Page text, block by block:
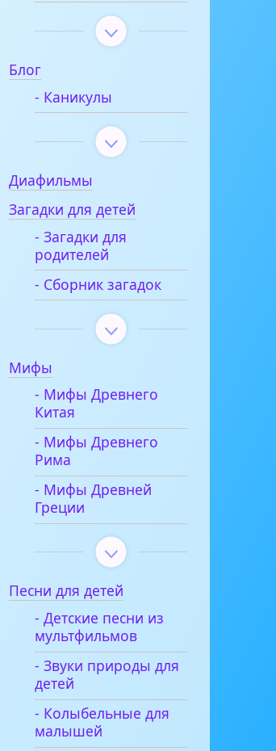
Блог
- Каникулы
Диафильмы
Загадки для детей
- Загадки для
родителей
- Сборник загадок
Мифы
- Мифы Древнего
Китая
- Мифы Древнего
Рима
- Мифы Древней
Греции
Песни для детей
- Детские песни из
мультфильмов
- Звуки природы для
детей
- Колыбельные для
малышей